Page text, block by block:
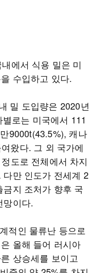
에서 식용 밀은 미
수입하고 있다.
밀 도입량은 2020년
로는 미국에서 111
9000t(43.5%), 캐나
왔다. 그 외 국가에
도로 전체에서 차지
만 인도가 전세계 2
지 조처가 향후 국
망이다.
적인 물류난 등으로
올해 들어 러시아
상승세를 보이고